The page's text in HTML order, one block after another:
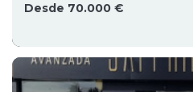
Desde 70.000 €